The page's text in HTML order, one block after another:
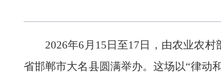
2026年6月15日至17日，由农业农
省邯郸市大名县圆满举办。这场以“律动